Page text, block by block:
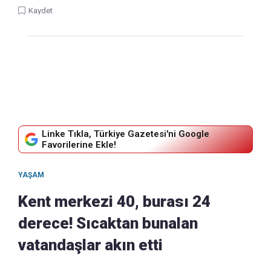
Kaydet
Linke Tıkla, Türkiye Gazetesi'ni Google
Favorilerine Ekle!
YAŞAM
Kent merkezi 40, burası 24
derece! Sıcaktan bunalan
vatandaşlar akın etti